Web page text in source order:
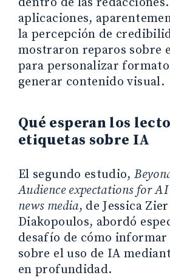
aplicaciones,
la percepción de
mostraron reparos sobre
para personalizar
generar contenido visual.
Qué esperan los
etiquetas sobre IA
El segundo estudio,
Audience expectations for
news media, de Jessica
Diakopoulos, abordó
desafío de cómo
sobre el uso de IA
en profundidad.